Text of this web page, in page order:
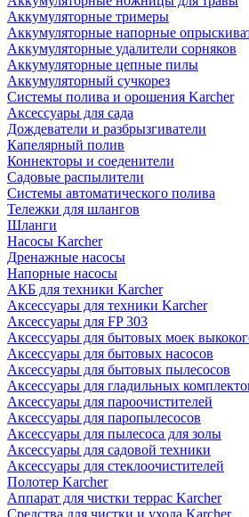
Аккумуляторные тримеры
Аккумуляторные напорные
Аккумуляторные удалители сорняков
Аккумуляторные цепные пилы
Аккумуляторный сучкорез
Системы полива и орошения Karcher
Аксессуары для сада
Дождеватели и разбрызгиватели
Капелярный полив
Коннекторы и соеденители
Садовые распылители
Системы автоматического полива
Тележки для шлангов
Шланги
Насосы Karcher
Дренажные насосы
Напорные насосы
АКБ для техники Karcher
Аксессуары для техники Karcher
Аксессуары для FP 303
Аксессуары для бытовых моек
Аксессуары для бытовых насосов
Аксессуары для бытовых пылесосов
Аксессуары для гладильных
Аксессуары для пароочистителей
Аксессуары для паропылесосов
Аксессуары для пылесоса для золы
Аксессуары для садовой техники
Аксессуары для стеклоочистителей
Полотер Karcher
Аппарат для чистки террас Karcher
Средства для чистки и ухода Karcher